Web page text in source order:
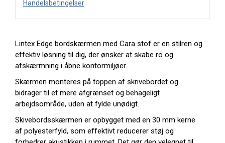
Handelsbetingelser
Lintex Edge bordskærmen med Cara stof er en stilren og
effektiv løsning til dig, der ønsker at skabe ro og
afskærmning i åbne kontormiljøer.
Skærmen monteres på toppen af skrivebordet og
bidrager til et mere afgrænset og behageligt
arbejdsområde, uden at fylde unødigt.
Skivebordsskærmen er opbygget med en 30 mm kerne
af polyesterfyld, som effektivt reducerer støj og